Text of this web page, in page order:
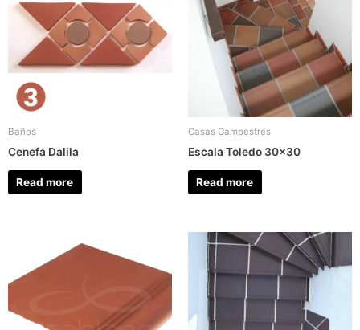
Baños
Cenefa Dalila
Read more
Casas Campestres
Escala Toledo 30×30
Read more